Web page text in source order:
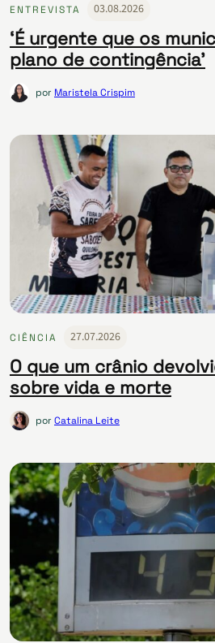
ENTREVISTA 03.08.2026
‘É urgente que os
plano de contingência’
por Maristela Crispim
CIÊNCIA 27.07.2026
O que um crânio
sobre vida e morte
porCatalina Leite